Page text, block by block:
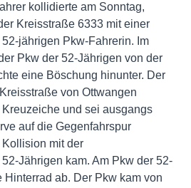
kollidierte am Sonntag,
Kreisstraße 6333 mit einer
jährigen Pkw-Fahrerin. Im
Pkw der 52-Jährigen von der
eine Böschung hinunter. Der
von Ottwangen
und sei ausgangs
auf die Gegenfahrspur
mit der
Jährigen kam. Am Pkw der 52-
ab. Der Pkw kam von